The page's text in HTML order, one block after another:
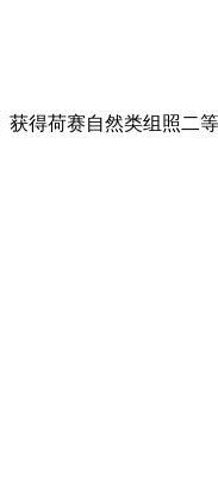
获得荷赛自然类组照